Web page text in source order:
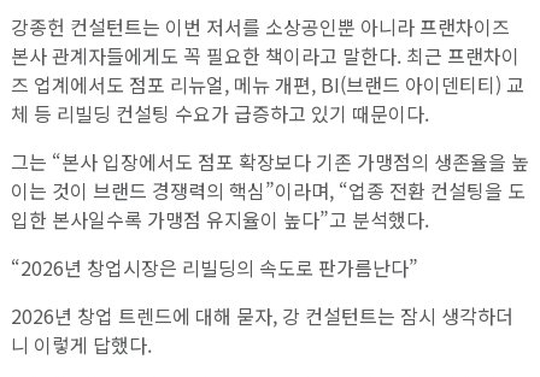
강종헌 컨설턴트는 이번 저서를 소상공인뿐 아니라 프랜차이즈
본사 관계자들에게도 꼭 필요한 책이라고 말한다. 최근 프랜차이
즈 업계에서도 점포 리뉴얼, 메뉴 개편, BI(브랜드 아이덴티티) 교
체 등 리빌딩 컨설팅 수요가 급증하고 있기 때문이다.
그는 “본사 입장에서도 점포 확장보다 기존 가맹점의 생존율을 높
이는 것이 브랜드 경쟁력의 핵심”이라며, “업종 전환 컨설팅을 도
입한 본사일수록 가맹점 유지율이 높다”고 분석했다.
“2026년 창업시장은 리빌딩의 속도로 판가름난다”
2026년 창업 트렌드에 대해 묻자, 강 컨설턴트는 잠시 생각하더
니 이렇게 답했다.